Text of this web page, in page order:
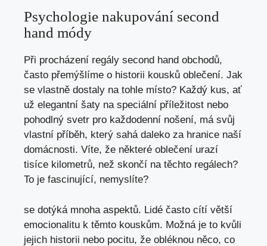
Psychologie nakupování⁢ second
hand ‍módy
Při procházení regály second hand obchodů,
často přemýšlíme​ o historii kousků‌ oblečení. ⁤Jak‌
se⁤ vlastně dostaly na tohle místo? Každý ⁤kus, ať
už⁣ elegantní šaty na⁤ speciální příležitost nebo
pohodlný⁢ svetr pro každodenní nošení, má svůj
vlastní⁤ příběh, ‍který⁢ sahá daleko ⁢za hranice naší
domácnosti. Víte, že ⁣některé‍ oblečení‍ urazí
tisíce kilometrů, než skončí na ⁢těchto regálech?
To⁤ je ​fascinující, ‍nemyslíte?
se dotýká ⁢mnoha aspektů.⁤ Lidé často⁤ cítí‌ větší
emocionalitu k těmto kouskům. Možná je to kvůli
jejich ‌historii ​nebo pocitu, že ⁢obléknou něco,‌ co